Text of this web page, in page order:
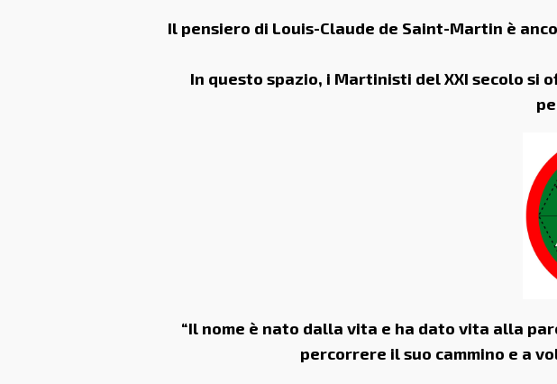
Il pensiero di Louis-Claude de Saint-Martin è
In questo spazio, i Martinisti del XXI secolo
“Il nome è nato dalla vita e ha dato vita alla
percorrere il suo cammino e a